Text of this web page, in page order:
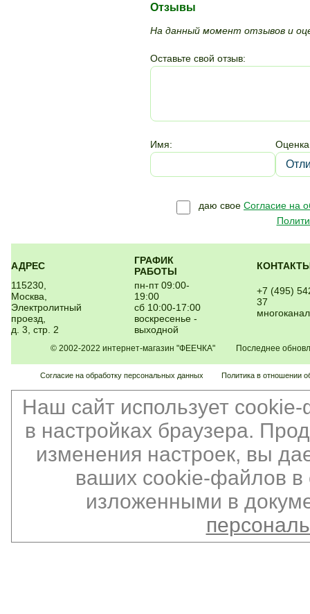
Отзывы
На данный момент отзывов и
Оставьте свой отзыв:
Имя:
даю свое Согласие на
АДРЕС
ГРАФИК
РАБОТЫ
115230,
Москва,
Электролитный
проезд,
д. 3, стр. 2
пн-пт 09:00-
19:00
сб 10:00-17:00
воскресенье -
выходной
+7 (495)
37
© 2002-2022 интернет-магазин "ФЕЕЧКА" Последнее
Согласие на обработку персональных данных Политика в отношении
Наш сайт использует
в настройках браузера.
изменения настроек, вы
ваших cookie-файлов в
изложенными в